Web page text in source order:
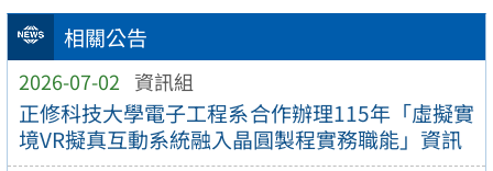
相關公告
2026-07-02 資訊組
正修科技大學電子工程系合作辦理115年「虛擬實
境VR擬真互動系統融入晶圓製程實務職能」資訊